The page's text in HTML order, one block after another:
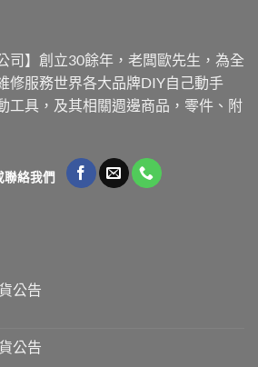
司】創立30餘年，老闆歐先生，為全
修服務世界各大品牌DIY自己動手
工具，及其相關週邊商品，零件、附
絡我們
公告
公告